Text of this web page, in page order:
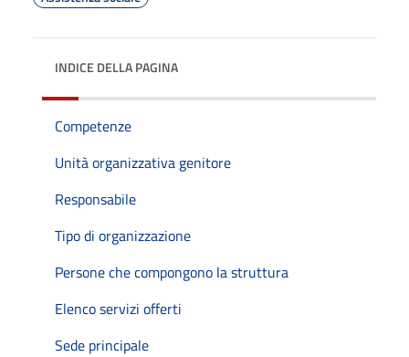
INDICE DELLA PAGINA
Competenze
Unità organizzativa genitore
Responsabile
Tipo di organizzazione
Persone che compongono la struttura
Elenco servizi offerti
Sede principale